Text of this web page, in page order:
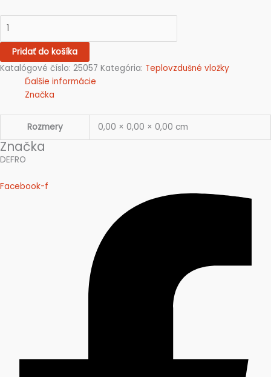
Pridať do košíka
Katalógové číslo: 25057 Kategória: Teplovzdušné vložky
Ďalšie informácie
Značka
Rozmery 0,00 × 0,00 × 0,00 cm
Značka
DEFRO
Facebook-f